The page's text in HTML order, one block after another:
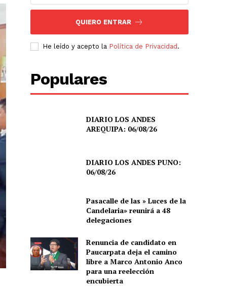
QUIERO ENTRAR
He leído y acepto la Política de Privacidad .
Populares
DIARIO LOS ANDES
AREQUIPA: 06/08/26
DIARIO LOS ANDES PUNO:
06/08/26
Pasacalle de las » Luces de la
Candelaria» reunirá a 48
delegaciones
Renuncia de candidato en
Paucarpata deja el camino
libre a Marco Antonio Anco
para una reelección
encubierta